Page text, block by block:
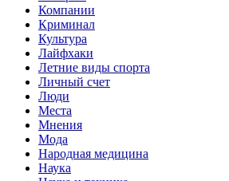
Компании
Криминал
Культура
Лайфхаки
Летние виды спорта
Личный счет
Люди
Места
Мнения
Мода
Народная медицина
Наука